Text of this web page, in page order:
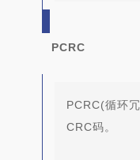
PCRC
PCRC(循环
CRC码。